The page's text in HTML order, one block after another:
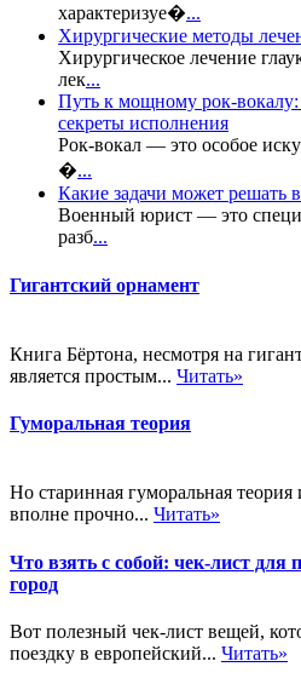
характеризуе�...
Хирургические методы
Хирургическое лечение
лек...
Путь к мощному рок-
секреты исполнения
Рок-вокал — это особое
�...
Какие задачи может решать
Военный юрист — это
разб...
Гигантский орнамент
Книга Бёртона, несмотря на
является простым... Читать»
Гуморальная теория
Но старинная гуморальная теория
вполне прочно... Читать»
Что взять с собой: чек-лист для
город
Вот полезный чек-лист вещей,
поездку в европейский... Читать»